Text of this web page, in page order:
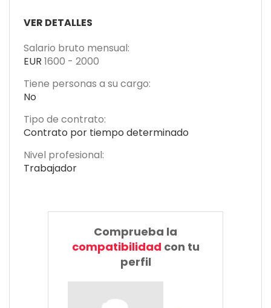
VER DETALLES
Salario bruto mensual:
EUR 1600 - 2000
Tiene personas a su cargo:
No
Tipo de contrato:
Contrato por tiempo determinado
Nivel profesional:
Trabajador
Comprueba la
compatibilidad con tu
perfil